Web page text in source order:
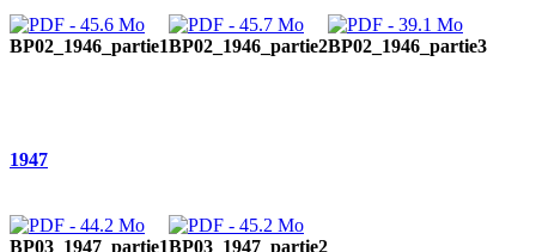
BP02_1946_partie1BP02_1946_partie2BP02_1946_partie3
1947
BP03_1947_partie1BP03_1947_partie2